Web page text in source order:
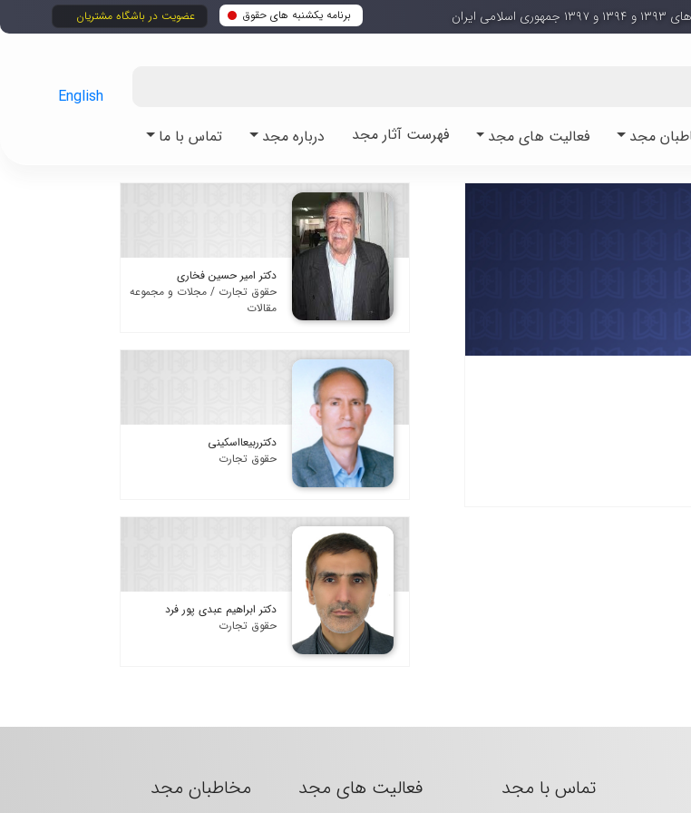
برنامه یکشنبه های حقوق عضویت در باشگاه مشتریان ایران
مجد فعالیت های مجد فهرست آثار مجد درباره مجد تماس با ما
English
دکتر امیر حسین فخاری
حقوق تجارت / مجلات و مجموعه
مقالات
دکترربیعااسکینی
حقوق تجارت
دکتر ابراهیم عبدی پور فرد
حقوق تجارت
تماس با مجد فعالیت های مجد مخاطبان مجد